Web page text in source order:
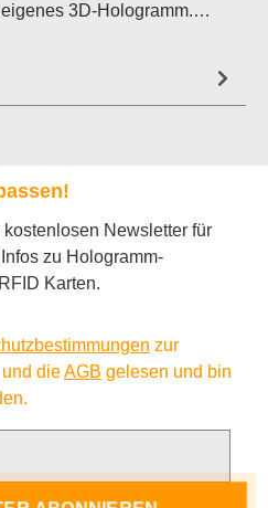
3D-Hologramm.…
Newsletter für
zu Hologramm-
Karten.
zur
dieAGB gelesen und bin